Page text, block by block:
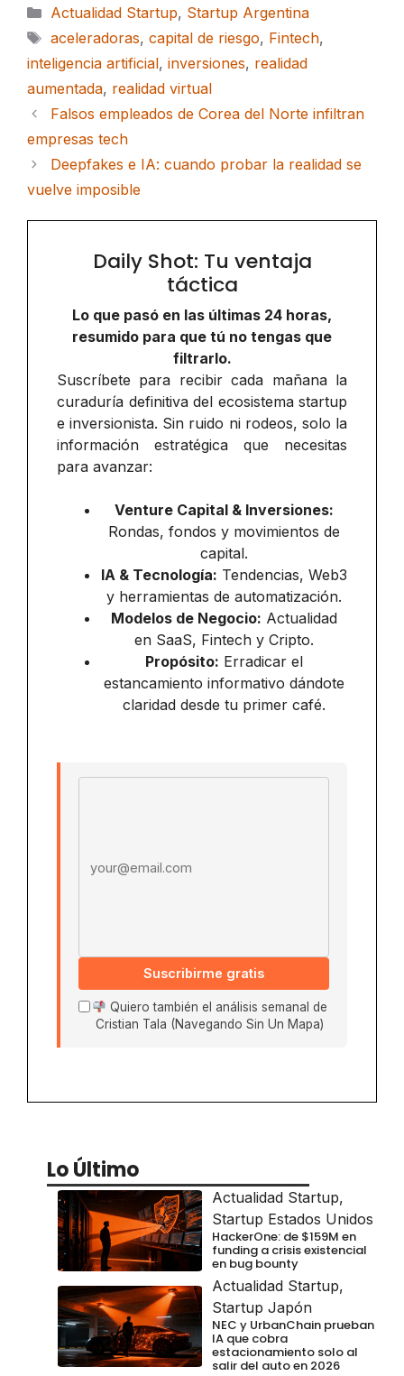
Categorías
Actualidad Startup, Startup Argentina
Etiquetas
aceleradoras, capital de riesgo, Fintech,
inteligencia artificial, inversiones, realidad
aumentada, realidad virtual
Falsos empleados de Corea del Norte infiltran
empresas tech
Deepfakes e IA: cuando probar la realidad se
vuelve imposible
Daily Shot: Tu ventaja
táctica
Lo que pasó en las últimas 24 horas,
resumido para que tú no tengas que
filtrarlo.
Suscríbete para recibir cada mañana la
curaduría definitiva del ecosistema startup
e inversionista. Sin ruido ni rodeos, solo la
información estratégica que necesitas
para avanzar:
Venture Capital & Inversiones:
Rondas, fondos y movimientos de
capital.
IA & Tecnología: Tendencias, Web3
y herramientas de automatización.
Modelos de Negocio: Actualidad
en SaaS, Fintech y Cripto.
Propósito: Erradicar el
estancamiento informativo dándote
claridad desde tu primer café.
Suscribirme gratis
Quiero también el análisis semanal de
Cristian Tala (Navegando Sin Un Mapa)
Lo Último
Actualidad Startup,
Startup Estados Unidos
HackerOne: de $159M en
funding a crisis existencial
en bug bounty
Actualidad Startup,
Startup Japón
NEC y UrbanChain prueban
IA que cobra
estacionamiento solo al
salir del auto en 2026